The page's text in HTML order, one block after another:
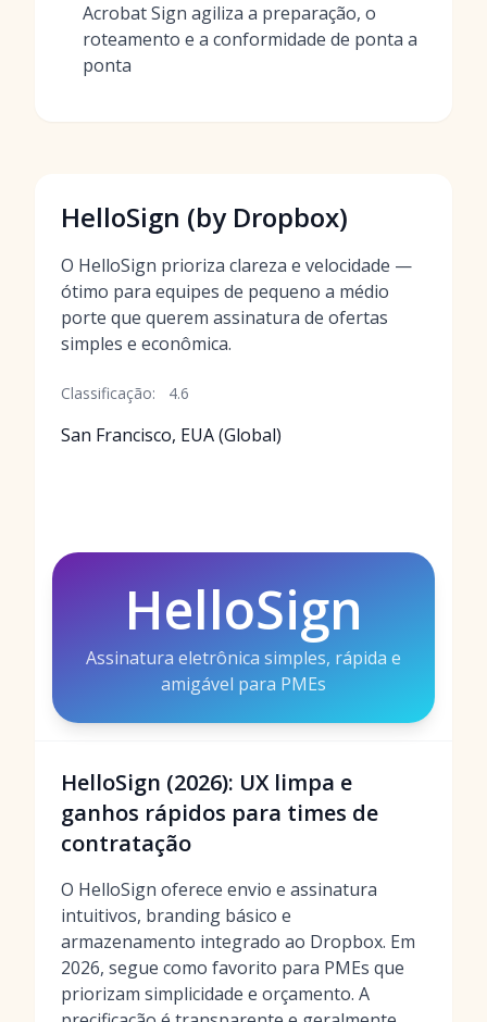
Acrobat Sign agiliza a preparação, o
roteamento e a conformidade de ponta a
ponta
HelloSign (by Dropbox)
O HelloSign prioriza clareza e velocidade —
ótimo para equipes de pequeno a médio
porte que querem assinatura de ofertas
simples e econômica.
Classificação: 4.6
San Francisco, EUA (Global)
HelloSign
Assinatura eletrônica simples, rápida e
amigável para PMEs
HelloSign (2026): UX limpa e
ganhos rápidos para times de
contratação
O HelloSign oferece envio e assinatura
intuitivos, branding básico e
armazenamento integrado ao Dropbox. Em
2026, segue como favorito para PMEs que
priorizam simplicidade e orçamento. A